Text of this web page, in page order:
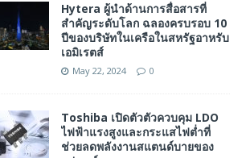
Hytera ผู้นำด้านการสื่อสารที่
สำคัญระดับโลก ฉลองครบรอบ 10
ปีของบริษัทในเครือในสหรัฐอาหรับ
เอมิเรตส์
May 22, 2024 0
Toshiba เปิดตัวตัวควบคุม LDO
ไฟฟ้าแรงสูงและกระแสไฟต่ำที่
ช่วยลดพลังงานสแตนด์บายของ